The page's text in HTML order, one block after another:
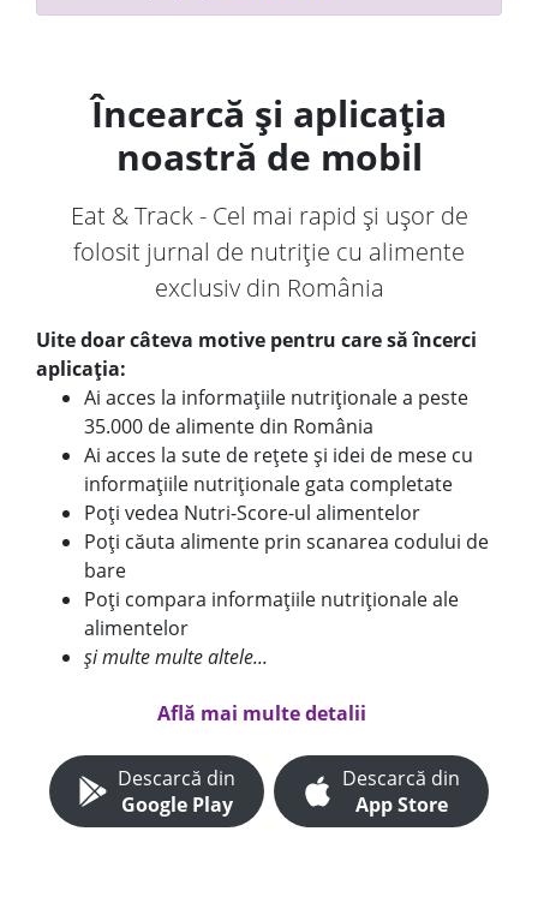
Încearcă și aplicația
noastră de mobil
Eat & Track - Cel mai rapid și ușor de
folosit jurnal de nutriție cu alimente
exclusiv din România
Uite doar câteva motive pentru care să încerci
aplicația:
Ai acces la informațiile nutriționale a peste
35.000 de alimente din România
Ai acces la sute de rețete și idei de mese cu
informațiile nutriționale gata completate
Poți vedea Nutri-Score-ul alimentelor
Poți căuta alimente prin scanarea codului de
bare
Poți compara informațiile nutriționale ale
alimentelor
și multe multe altele...
Află mai multe detalii
Descarcă din
Google Play
Descarcă din
App Store